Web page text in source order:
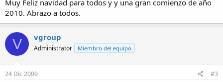
Muy Feliz navidad para todos y y una gran comienzo de año
2010. Abrazo a todos.
V vgroup
Administrator Miembro del equipo
24 Dic 2009 #3